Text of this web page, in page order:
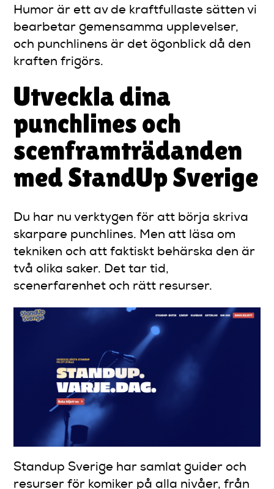
Humor är ett av de kraftfullaste sätten vi
bearbetar gemensamma upplevelser,
och punchlinens är det ögonblick då den
kraften frigörs.
Utveckla dina
punchlines och
scenframträdanden
med StandUp Sverige
Du har nu verktygen för att börja skriva
skarpare punchlines. Men att läsa om
tekniken och att faktiskt behärska den är
två olika saker. Det tar tid,
scenerfarenhet och rätt resurser.
Standup Sverige har samlat guider och
resurser för komiker på alla nivåer, från